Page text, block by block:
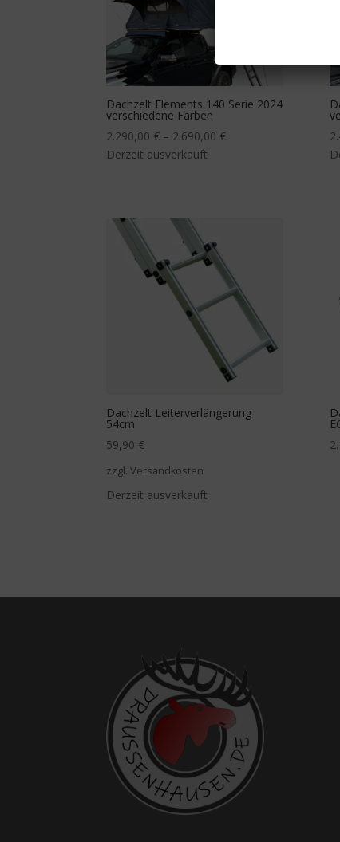
Dachzelt Elements 140 Serie 2024
verschiedene Farben
2.290,00 €– 2.690,00 €
Derzeit ausverkauft
Dachzelt Leiterverlängerung
54cm
59,90 €
zzgl. Versandkosten
Derzeit ausverkauft